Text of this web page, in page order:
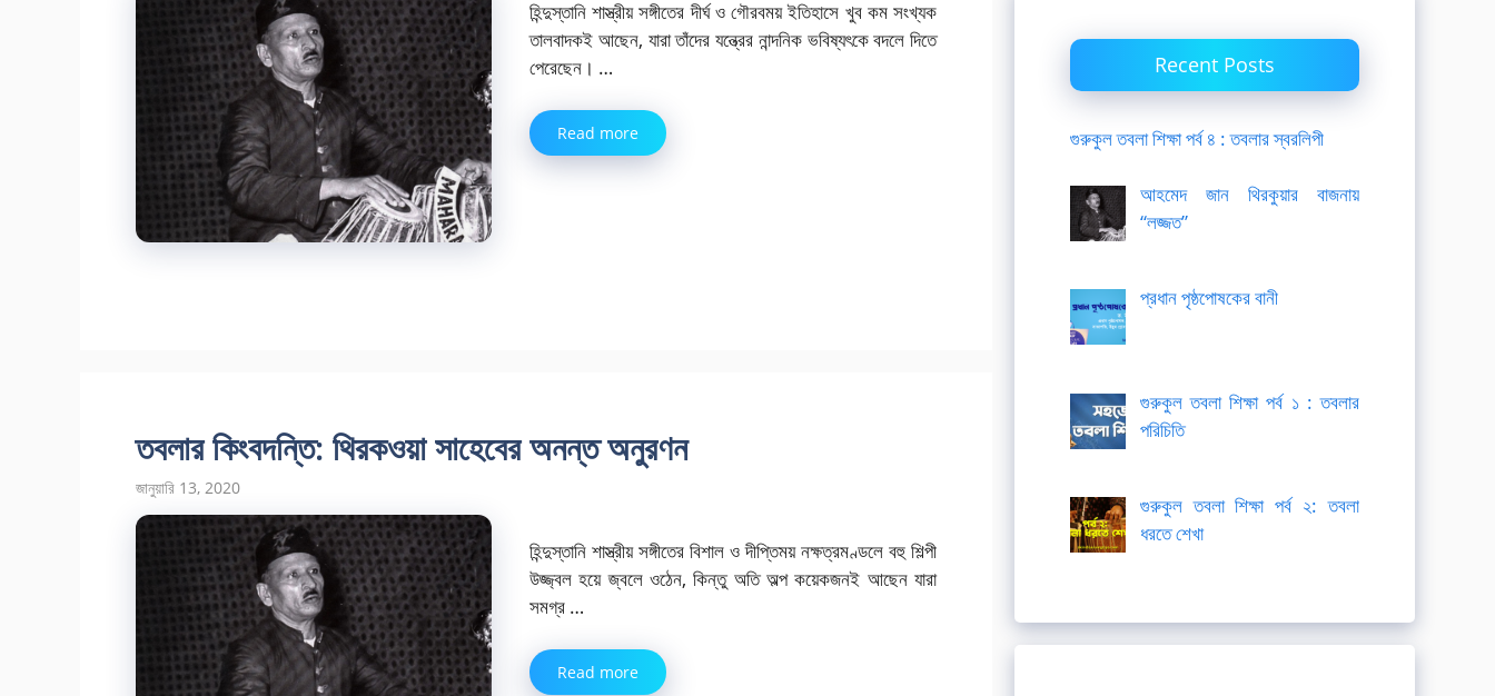
হিন্দুস্তানি শাস্ত্রীয় সঙ্গীতের দীর্ঘ ও গৌরবময় ইতিহাসে খুব কম সংখ্যক
তালবাদকই আছেন, যারা তাঁদের যন্ত্রের নান্দনিক ভবিষ্যৎকে বদলে দিতে
পেরেছেন। …
Read more
তবলার কিংবদন্তি: থিরকওয়া সাহেবের অনন্ত অনুরণন
জানুয়ারি 13, 2020
হিন্দুস্তানি শাস্ত্রীয় সঙ্গীতের বিশাল ও দীপ্তিময় নক্ষত্রমণ্ডলে বহু শিল্পী
উজ্জ্বল হয়ে জ্বলে ওঠেন, কিন্তু অতি অল্প কয়েকজনই আছেন যারা
সমগ্র …
Read more
Recent Posts
গুরুকুল তবলা শিক্ষা পর্ব ৪ : তবলার স্বরলিপী
আহমেদ জান থিরকুয়ার বাজনায়
“লজ্জত”
প্রধান পৃষ্ঠপোষকের বানী
গুরুকুল তবলা শিক্ষা পর্ব ১ : তবলার
পরিচিতি
গুরুকুল তবলা শিক্ষা পর্ব ২: তবলা
ধরতে শেখা